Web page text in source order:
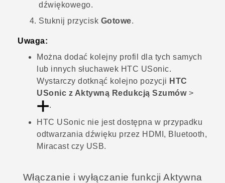
dźwiękowego.
Stuknij przycisk Gotowe.
Uwaga:
Można dodać kolejny profil dla tych samych
lub innych słuchawek HTC USonic.
Wystarczy dotknąć kolejno pozycji HTC
USonic z Aktywną Redukcją Szumów>
.
HTC USonic nie jest dostępna w przypadku
odtwarzania dźwięku przez HDMI, Bluetooth,
Miracastczy USB.
Włączanie i wyłączanie funkcji Aktywna